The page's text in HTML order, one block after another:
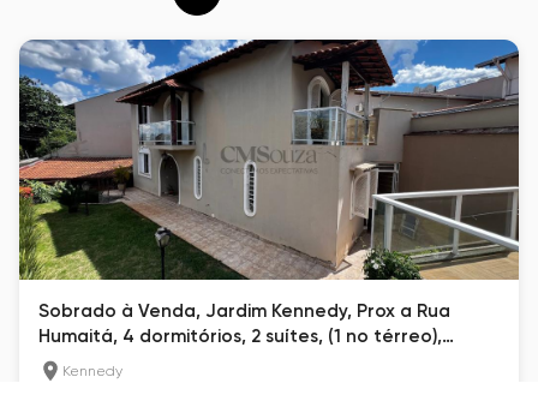
Sobrado à Venda, Jardim Kennedy, Prox a Rua
Humaitá, 4 dormitórios, 2 suítes, (1 no térreo),
Londrina, PR
Kennedy